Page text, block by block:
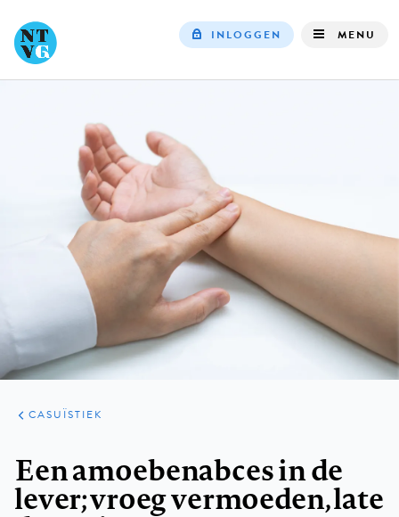
INLOGGEN MENU
ARTIKELEN
PRAKTIJK
CASUÏSTIEK
Een amoebenabces in de
lever; vroeg vermoeden, late